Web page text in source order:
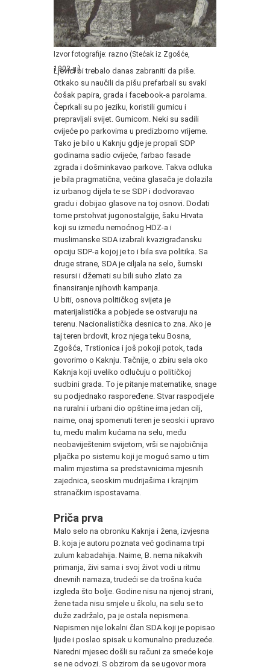
Izvor fotografije: razno (Stećak iz Zgošće,
1903.g.)
Ljevici bi trebalo danas zabraniti da piše.
Otkako su naučili da pišu prefarbali su svaki
čošak papira, grada i facebook-a parolama.
Čeprkali su po jeziku, koristili gumicu i
prepravljali svijet. Gumicom. Neki su sadili
cvijeće po parkovima u predizborno vrijeme.
Tako je bilo u Kaknju gdje je propali SDP
godinama sadio cvijeće, farbao fasade
zgrada i došminkavao parkove. Takva odluka
je bila pragmatična, većina glasača je dolazila
iz urbanog dijela te se SDP i dodvoravao
gradu i dobijao glasove na toj osnovi. Dodati
tome prstohvat jugonostalgije, šaku Hrvata
koji su između nemoćnog HDZ-a i
muslimanske SDA izabrali kvazigrađansku
opciju SDP-a kojoj je to i bila sva politika. Sa
druge strane, SDA je ciljala na selo, šumski
resursi i džemati su bili suho zlato za
finansiranje njihovih kampanja.
U biti, osnova političkog svijeta je
materijalistička a pobjede se ostvaruju na
terenu. Nacionalistička desnica to zna. Ako je
taj teren brdovit, kroz njega teku Bosna,
Zgošća, Trstionica i još pokoji potok, tada
govorimo o Kaknju. Tačnije, o zbiru sela oko
Kaknja koji uveliko odlučuju o političkoj
sudbini grada. To je pitanje matematike, snage
su podjednako raspoređene. Stvar raspodjele
na ruralni i urbani dio opštine ima jedan cilj,
naime, onaj spomenuti teren je seoski i upravo
tu, među malim kućama na selu, među
neobaviještenim svijetom, vrši se najobičnija
pljačka po sistemu koji je moguć samo u tim
malim mjestima sa predstavnicima mjesnih
zajednica, seoskim mudrijašima i krajnjim
stranačkim ispostavama.
Priča prva
Malo selo na obronku Kaknja i žena, izvjesna
B. koja je autoru poznata već godinama trpi
zulum kabadahija. Naime, B. nema nikakvih
primanja, živi sama i svoj život vodi u ritmu
dnevnih namaza, trudeći se da trošna kuća
izgleda što bolje. Godine nisu na njenoj strani,
žene tada nisu smjele u školu, na selu se to
duže zadržalo, pa je ostala nepismena.
Nepismen nije lokalni član SDA koji je popisao
ljude i poslao spisak u komunalno preduzeće.
Naredni mjesec došli su računi za smeće koje
se ne odvozi. S obzirom da se ugovor mora